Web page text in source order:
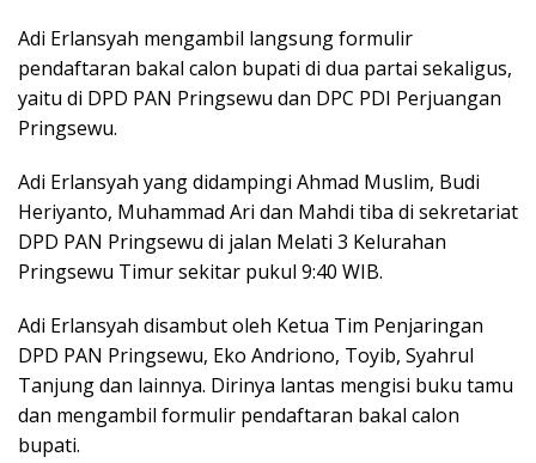
Adi Erlansyah mengambil langsung formulir
pendaftaran bakal calon bupati di dua partai sekaligus,
yaitu di DPD PAN Pringsewu dan DPC PDI Perjuangan
Pringsewu.
Adi Erlansyah yang didampingi Ahmad Muslim, Budi
Heriyanto, Muhammad Ari dan Mahdi tiba di sekretariat
DPD PAN Pringsewu di jalan Melati 3 Kelurahan
Pringsewu Timur sekitar pukul 9:40 WIB.
Adi Erlansyah disambut oleh Ketua Tim Penjaringan
DPD PAN Pringsewu, Eko Andriono, Toyib, Syahrul
Tanjung dan lainnya. Dirinya lantas mengisi buku tamu
dan mengambil formulir pendaftaran bakal calon
bupati.